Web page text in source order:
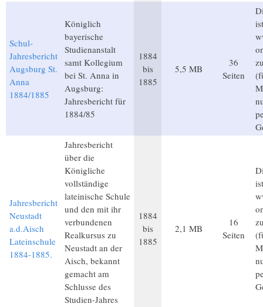
Schul-
Jahresbericht
Augsburg St.
Anna
1884/1885
Königlich
bayerische
Studienanstalt
samt Kollegium
bei St. Anna in
Augsburg:
Jahresbericht für
1884/85
1884
bis
1885
5,5 MB
36
Seiten
Jahresbericht
Neustadt
a.d.Aisch
Lateinschule
1884-1885.
Jahresbericht
über die
Königliche
vollständige
lateinische Schule
und den mit ihr
verbundenen
Realkursus zu
Neustadt an der
Aisch, bekannt
gemacht am
Schlusse des
Studien-Jahres
1884
bis
1885
2,1 MB
16
Seiten